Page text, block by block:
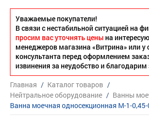
Уважаемые покупатели!
В связи с нестабильной ситуацией на
просим вас уточнять цены на
менеджеров магазина «Витрина» или у
консультанта перед оформлением
извинения за неудобство и
Главная / Каталог товаров /
Нейтральное оборудование / Ванны
Ванна моечная односекционная М-1-